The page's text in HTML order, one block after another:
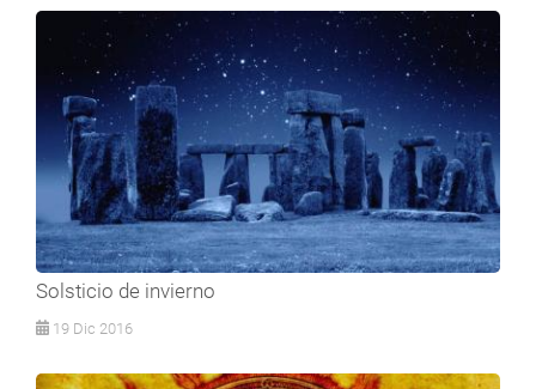
Solsticio de invierno
19 Dic 2016